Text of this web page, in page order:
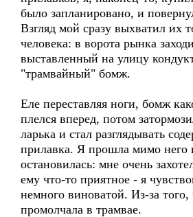
было запланировано, и
Взгляд мой сразу выхватил их
человека: в ворота рынка
выставленный на улицу
"трамвайный" бомж.
Еле переставляя ноги, бомж
плелся вперед, потом
ларька и стал разглядывать
прилавка. Я прошла мимо него
остановилась: мне очень
ему что-то приятное - я
немного виноватой. Из-за того,
промолчала в трамвае.